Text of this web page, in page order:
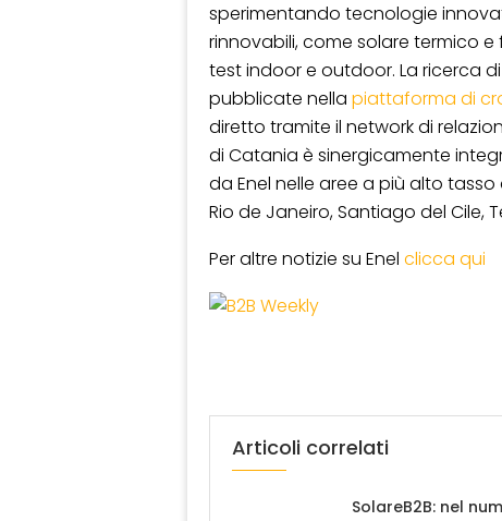
sperimentando tecnologie
rinnovabili, come solare termico
test indoor e outdoor. La ricerca
pubblicate nella piattaforma di
diretto tramite il network di
di Catania è sinergicamente
da Enel nelle aree a più alto
Rio de Janeiro, Santiago del Cile,
Per altre notizie su Enel clicca qui
Articoli correlati
SolareB2B: nel